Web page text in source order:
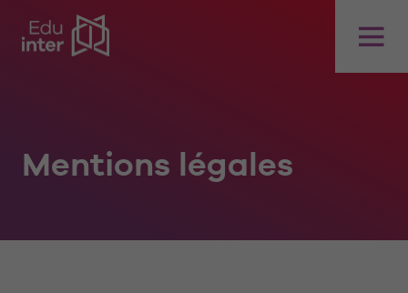
Mentions légales